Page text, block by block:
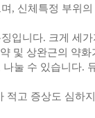
, 신체특정 부위
입니다. 크게 세
및 상완근의 약
눌 수 있습니다.
적고 증상도 심하